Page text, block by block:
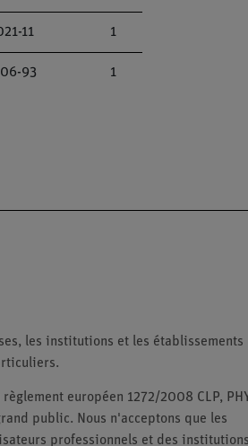
11 1
93 1
les institutions et les établissements
européen 1272/2008 CLP,
public. Nous n'acceptons que les
professionnels et des